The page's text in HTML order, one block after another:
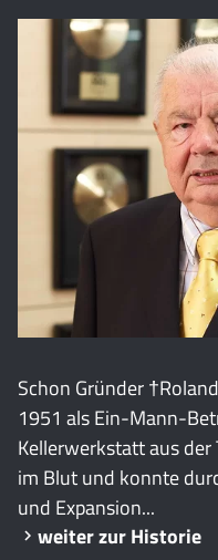
Schon Gründer
1951 als Ein-Mann-
Kellerwerkstatt aus der
im Blut und konnte
und Expansion...
weiter zur Historie